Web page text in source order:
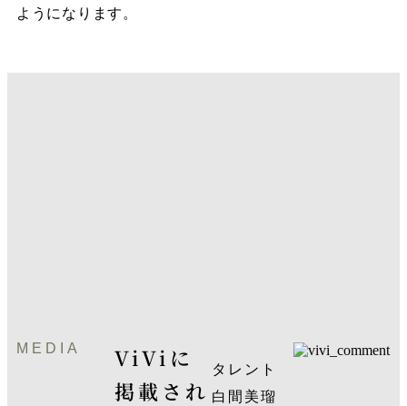
ようになります。
MEDIA ViVi に
掲載され
タレント
白間美瑠